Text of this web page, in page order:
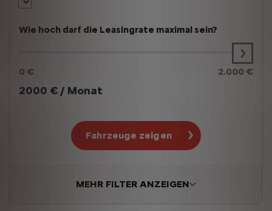
Wie hoch darf die Leasingrate maximal sein?
0 € 2.000 €
2000 € / Monat
Fahrzeuge zeigen
MEHR FILTER ANZEIGEN